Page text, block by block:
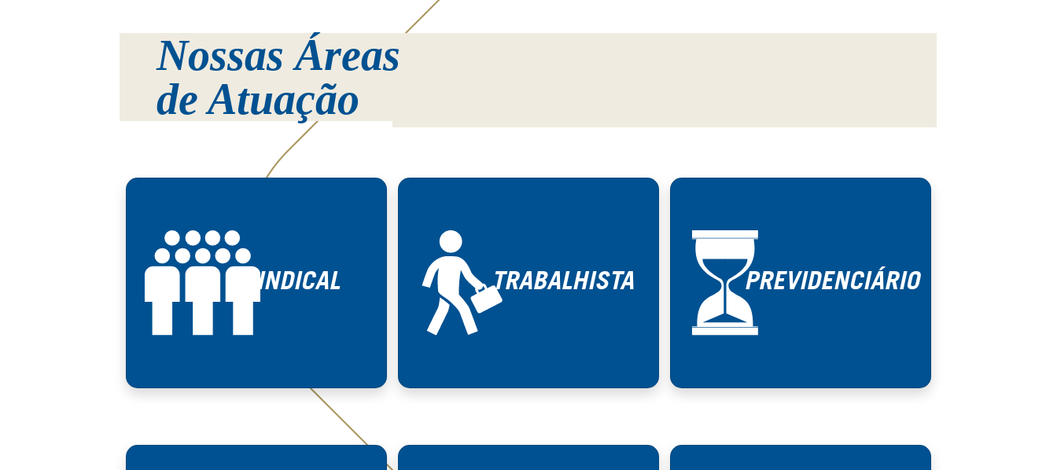
Nossas Áreas
de Atuação
SINDICAL TRABALHISTA PREVIDENCIÁRIO